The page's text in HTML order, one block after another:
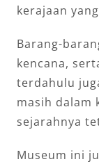
kerajaan
Barang-
kencana,
terdahulu
masih dalam
sejarahnya
Museum ini